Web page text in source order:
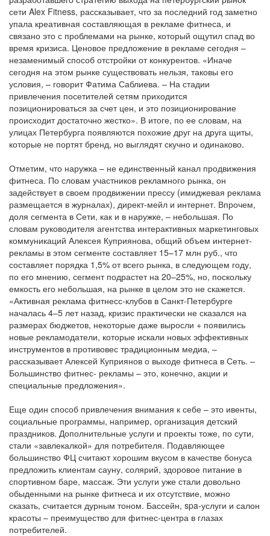
сети Alex Fitness, рассказывает, что за последний год заметно
упала креативная составляющая в рекламе фитнеса, и
связано это с проблемами на рынке, который ощутил спад во
время кризиса. Ценовое предложение в рекламе сегодня –
незаменимый способ отстройки от конкурентов. «Иначе
сегодня на этом рынке существовать нельзя, таковы его
условия, – говорит Фатима Саблиева. – На стадии
привлечения посетителей сетям приходится
позиционироваться за счет цен, и это позиционирование
происходит достаточно жестко». В итоге, по ее словам, на
улицах Петербурга появляются похожие друг на друга щиты,
которые не портят бренд, но выглядят скучно и одинаково.
Отметим, что наружка – не единственный канал продвижения
фитнеса. По словам участников рекламного рынка, он
задействует в своем продвижении прессу (имиджевая реклама
размещается в журналах), директ-мейл и интернет. Впрочем,
доля сегмента в Сети, как и в наружке, – небольшая. По
словам руководителя агентства интерактивных маркетинговых
коммуникаций Алексея Куприянова, общий объем интернет-
рекламы в этом сегменте составляет 15–17 млн руб., что
составляет порядка 1,5% от всего рынка, в следующем году,
по его мнению, сегмент подрастет на 20–25%, но, поскольку
емкость его небольшая, на рынке в целом это не скажется.
«Активная реклама фитнесс-клубов в Санкт-Петербурге
началась 4–5 лет назад, кризис практически не сказался на
размерах бюджетов, некоторые даже выросли + появились
новые рекламодатели, которые искали новых эффективных
инструментов в противовес традиционным медиа, –
рассказывает Алексей Куприянов о выходе фитнеса в Сеть. –
Большинство фитнес- рекламы – это, конечно, акции и
специальные предложения».
Еще один способ привлечения внимания к себе – это ивенты,
социальные программы, например, организация детский
праздников. Дополнительные услуги и проекты тоже, по сути,
стали «завлекалкой» для потребителя. Подавляющее
большинство ФЦ считают хорошим вкусом в качестве бонуса
предложить клиентам сауну, солярий, здоровое питание в
спортивном баре, массаж. Эти услуги уже стали довольно
обыденными на рынке фитнеса и их отсутствие, можно
сказать, считается дурным тоном. Бассейн, spa-услуги и салон
красоты – преимущество для фитнес-центра в глазах
потребителей.